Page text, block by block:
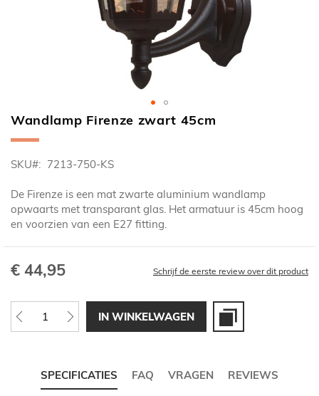
Ga
naar
begin
de
afbeeldingen-
gallerij
Wandlamp Firenze zwart 45cm
SKU 7213-750-KS
De Firenze is een mat zwarte aluminium wandlamp
opwaarts met transparant glas. Het armatuur is 45cm hoog
en voorzien van een E27 fitting.
€ 44,95 Schrijf de eerste review over dit product
IN WINKELWAGEN
SPECIFICATIES FAQ VRAGEN REVIEWS